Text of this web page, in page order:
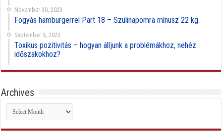
November 30, 2023
Fogyás hamburgerrel Part 18 – Szülinapomra mínusz 22 kg
September 5, 2023
Toxikus pozitivitás – hogyan álljunk a problémákhoz, nehéz
időszakokhoz?
Archives
Archives